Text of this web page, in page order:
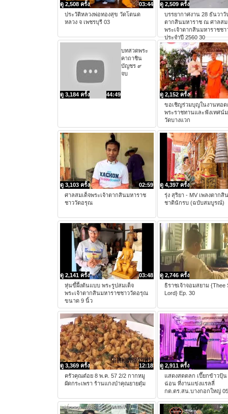
03:44
ดู 2,508 ครั้ง
ประวัติหลวงพ่อทองสุข วัดโตนด
หลวง จ เพชรบุรี 03
ดู 2,509 ครั้ง
บรรยากาศงาน 28 ธันวาวั
ตากสินมหาราช ณ ศาลสม
พระเจ้าตากสินมหาราชช
ประจำปี 2560 30
44:49
ดู 3,184 ครั้ง
บทสวดพระ
คาถาชิน
บัญชร ๙
จบ
ดู 2,152 ครั้ง
ขอเชิญร่วมบุญในงานทอ
พระราชทานและฟังเทศน์
วัดบางแวก
02:59
ดู 3,103 ครั้ง
ศาลสมเด็จพระเจ้าตากสินมหาราช
ชาววัดอรุณ
ดู 4,397 ครั้ง
รุ่ง สุริยา - MV เพลงตากสิ
ชาตินักรบ (ฉบับสมบูรณ์)
03:48
ดู 2,141 ครั้ง
หุ่นขี้ผึ้งต้นแบบ พระรูปสมเด็จ
พระเจ้าตากสินมหาราชชาววัดอรุณ
ขนาด 9 นิ้ว
ดู 2,746 ครั้ง
ธิราชเจ้าจอมสยาม {Thee
Lord} Ep. 30
12:18
ดู 3,369 ครั้ง
ครัวคุณต๋อย 8 พ.ค. 57 2/2 กากหมู
ผัดกระเพรา ร้านแกงป่าคุณยายตุ๋ม
ดู 2,911 ครั้ง
แสดงสดตลก เปี๊ยกข้าวปุ้น
ฉ่อน ที่งานแข่งแรลลี่
กต.ตร.สน.บางกอกใหญ่ 05